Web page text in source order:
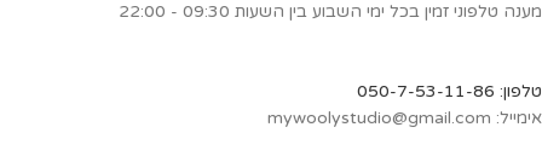
מענה טלפוני זמין בכל ימי השבוע בין השעות 09:30 - 22:00
טלפון: 050-7-53-11-86
אימייל: mywoolystudio@gmail.com